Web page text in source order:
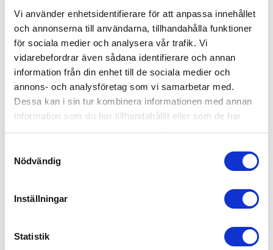
Vi använder enhetsidentifierare för att anpassa innehållet
och annonserna till användarna, tillhandahålla funktioner
för sociala medier och analysera vår trafik. Vi
vidarebefordrar även sådana identifierare och annan
information från din enhet till de sociala medier och
annons- och analysföretag som vi samarbetar med.
Dessa kan i sin tur kombinera informationen med annan
information som du har tillhandahållit eller som de har
samlat in när du har använt deras tjänster.
Nödvändig
Inställningar
Statistik
12,995kr
EJ I LAGER